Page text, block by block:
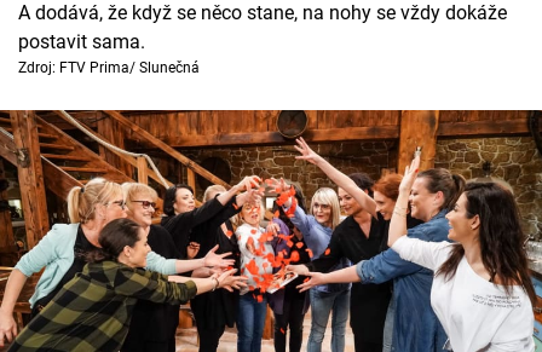
A dodává, že když se něco stane, na nohy se vždy dokáže
postavit sama.
Zdroj: FTV Prima/ Slunečná